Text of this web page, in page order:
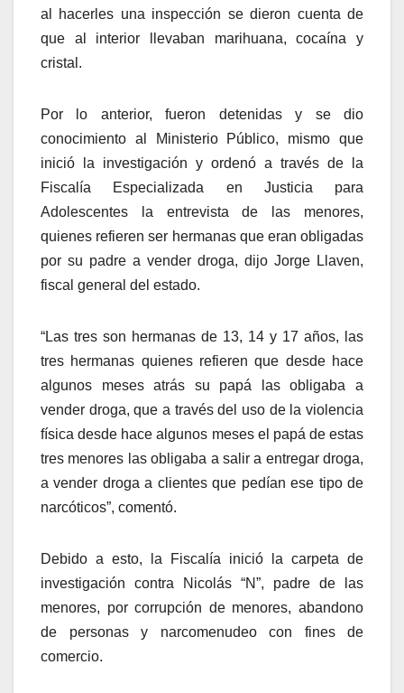
al hacerles una inspección se dieron cuenta de
que al interior llevaban marihuana, cocaína y
cristal.
Por lo anterior, fueron detenidas y se dio
conocimiento al Ministerio Público, mismo que
inició la investigación y ordenó a través de la
Fiscalía Especializada en Justicia para
Adolescentes la entrevista de las menores,
quienes refieren ser hermanas que eran obligadas
por su padre a vender droga, dijo Jorge Llaven,
fiscal general del estado.
“Las tres son hermanas de 13, 14 y 17 años, las
tres hermanas quienes refieren que desde hace
algunos meses atrás su papá las obligaba a
vender droga, que a través del uso de la violencia
física desde hace algunos meses el papá de estas
tres menores las obligaba a salir a entregar droga,
a vender droga a clientes que pedían ese tipo de
narcóticos”, comentó.
Debido a esto, la Fiscalía inició la carpeta de
investigación contra Nicolás “N”, padre de las
menores, por corrupción de menores, abandono
de personas y narcomenudeo con fines de
comercio.